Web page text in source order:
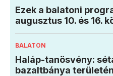
Ezek a balatoni
augusztus 10. és 16.
BALATON
Haláp-tanösvény:
bazaltbánya területén